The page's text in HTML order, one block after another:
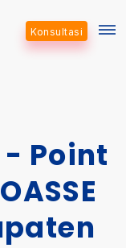
Konsultasi
Point